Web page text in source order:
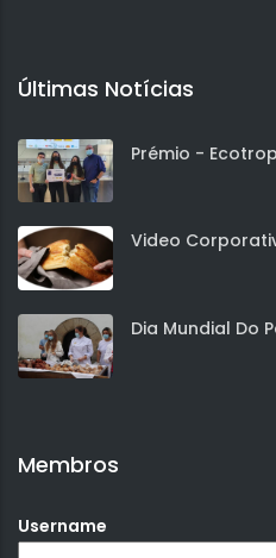
Últimas Notícias
Prémio -
Video
Dia Mundial Do
Membros
Username